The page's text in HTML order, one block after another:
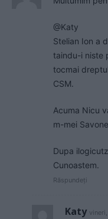
@Katy
Stelian Ion a
taindu-i niste
tocmai
CSM.
Acuma Nicu
m-mei
Dupa
Cunoastem.
Răspundeți
Katy